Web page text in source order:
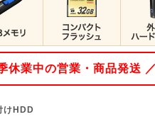
業中の営業・商品発送
けHDD